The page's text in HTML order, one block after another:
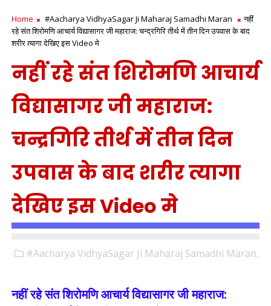
Home #Aacharya VidhyaSagar Ji Maharaj Samadhi Maran
नहीं
रहे संत शिरोमणि आचार्य विद्यासागर जी महाराज: चन्द्रगिरि तीर्थ में तीन दिन उपवास के बाद
शरीर त्यागा देखिए इस Video मे
नहीं रहे संत शिरोमणि आचार्य
विद्यासागर जी महाराज:
चन्द्रगिरि तीर्थ में तीन दिन
उपवास के बाद शरीर त्यागा
देखिए इस Video मे
#Aacharya VidhyaSagar Ji Maharaj Samadhi Maran,
नहीं रहे संत शिरोमणि आचार्य विद्यासागर जी महाराज: